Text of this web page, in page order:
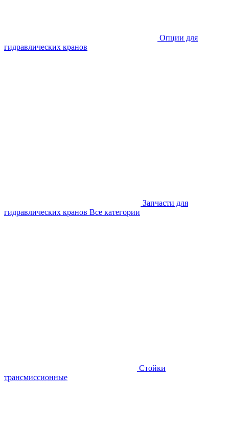
Опции для
гидравлических кранов
Запчасти для
гидравлических кранов Все категории
Стойки
трансмиссионные